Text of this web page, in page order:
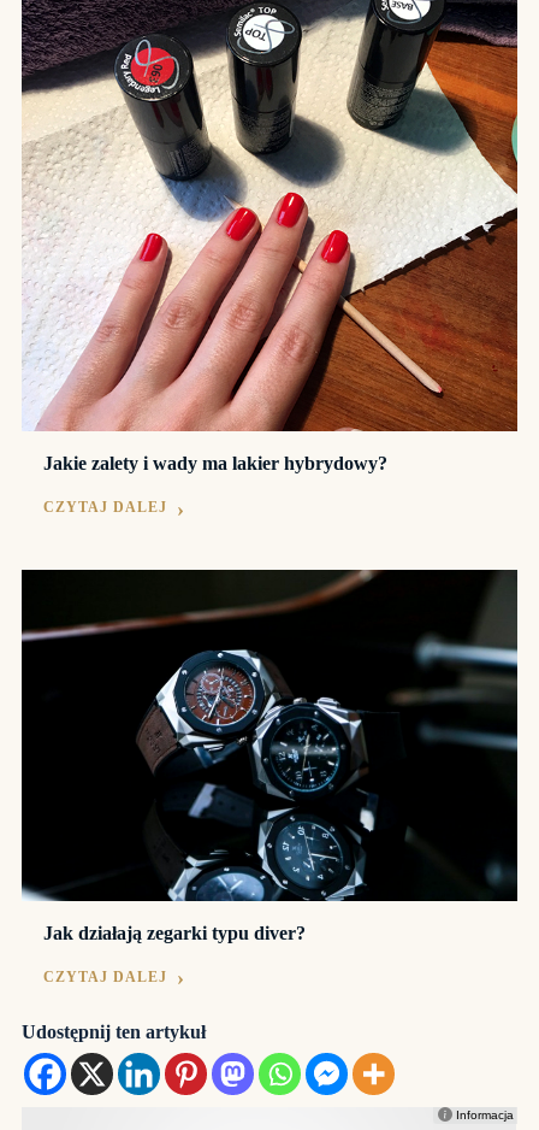
Jakie zalety i wady ma lakier hybrydowy?
CZYTAJ DALEJ
Jak działają zegarki typu diver?
CZYTAJ DALEJ
Udostępnij ten artykuł